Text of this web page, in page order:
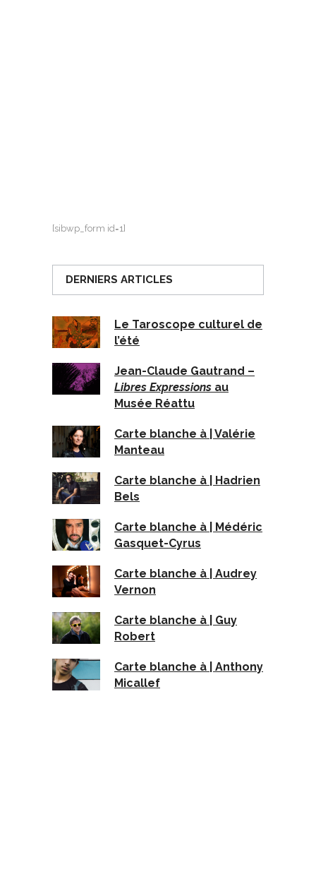
[sibwp_form id=1]
DERNIERS ARTICLES
Le Taroscope culturel de
l’été
Jean-Claude Gautrand –
Libres Expressions au
Musée Réattu
Carte blanche à | Valérie
Manteau
Carte blanche à | Hadrien
Bels
Carte blanche à | Médéric
Gasquet-Cyrus
Carte blanche à | Audrey
Vernon
Carte blanche à | Guy
Robert
Carte blanche à | Anthony
Micallef